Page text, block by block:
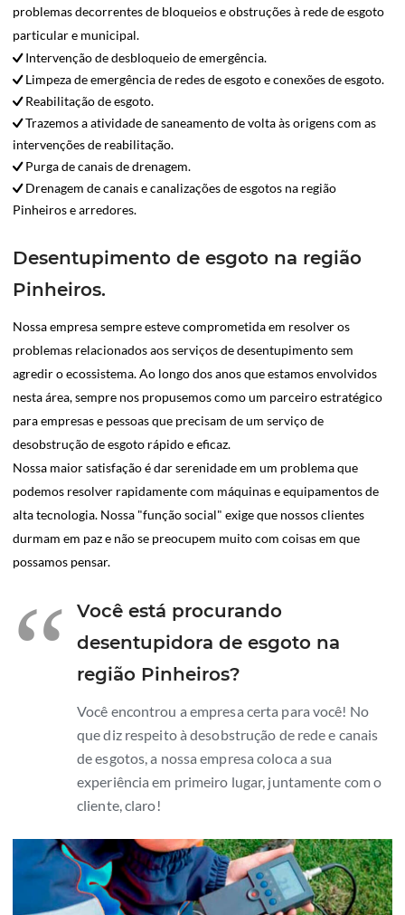
problemas decorrentes de bloqueios e obstruções à rede de esgoto
particular e municipal.
Intervenção de desbloqueio de emergência.
Limpeza de emergência de redes de esgoto e conexões de esgoto.
Reabilitação de esgoto.
Trazemos a atividade de saneamento de volta às origens com as
intervenções de reabilitação.
Purga de canais de drenagem.
Drenagem de canais e canalizações de esgotos na região
Pinheiros e arredores.
Desentupimento de esgoto na região
Pinheiros.
Nossa empresa sempre esteve comprometida em resolver os
problemas relacionados aos serviços de desentupimento sem
agredir o ecossistema. Ao longo dos anos que estamos envolvidos
nesta área, sempre nos propusemos como um parceiro estratégico
para empresas e pessoas que precisam de um serviço de
desobstrução de esgoto rápido e eficaz.
Nossa maior satisfação é dar serenidade em um problema que
podemos resolver rapidamente com máquinas e equipamentos de
alta tecnologia. Nossa "função social" exige que nossos clientes
durmam em paz e não se preocupem muito com coisas em que
possamos pensar.
“
Você está procurando
desentupidora de esgoto na
região Pinheiros?
Você encontrou a empresa certa para você! No
que diz respeito à desobstrução de rede e canais
de esgotos, a nossa empresa coloca a sua
experiência em primeiro lugar, juntamente com o
cliente, claro!